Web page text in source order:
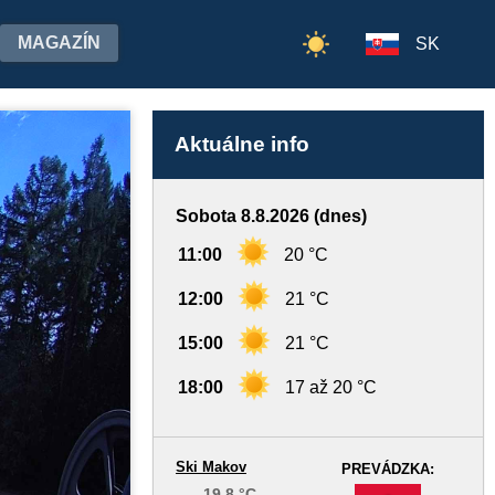
MAGAZÍN SK
Aktuálne info
Sobota 8.8.2026 (dnes)
11:00 20 °C
12:00 21 °C
15:00 21 °C
18:00 17 až 20 °C
PREVÁDZKA:
Ski Makov